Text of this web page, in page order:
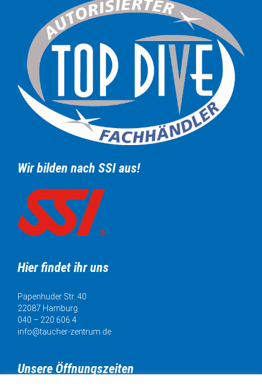
Wir bilden nach SSI aus!
Hier findet ihr uns
Papenhuder Str. 40
22087 Hamburg
040 – 220 606 4
info@taucher-zentrum.de
Unsere Öffnungszeiten